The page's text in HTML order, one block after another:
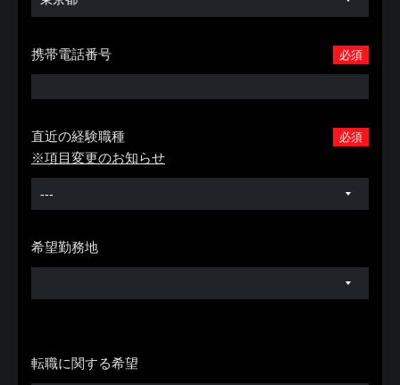
必須
携帯電話番号
必須
直近の経験職種
※項目変更のお知らせ
希望勤務地
転職に関する希望